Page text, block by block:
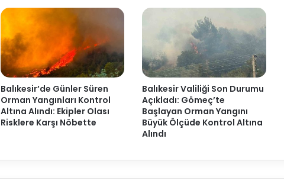
Balıkesir’de Günler Süren
Orman Yangınları Kontrol
Altına Alındı: Ekipler Olası
Risklere Karşı Nöbette
Balıkesir Valiliği Son Durumu
Açıkladı: Gömeç’te
Başlayan Orman Yangını
Büyük Ölçüde Kontrol Altına
Alındı